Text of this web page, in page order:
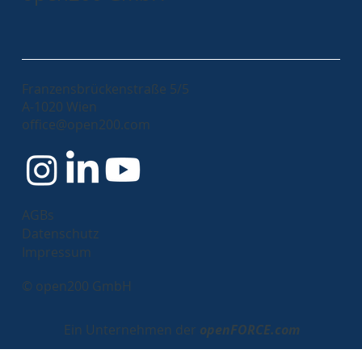
© open200 GmbH
Franzensbrückenstraße 5/5
A-1020 Wien
office@open200.com
Impressum
Datenschutz
AGBs
Ein Unternehmen der openFORCE.com